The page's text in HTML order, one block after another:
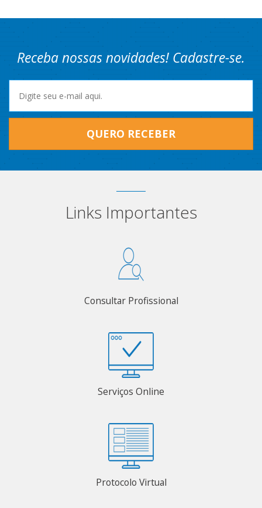
Receba nossas novidades! Cadastre-se.
QUERO RECEBER
Links Importantes
Consultar Profissional
Serviços Online
Protocolo Virtual